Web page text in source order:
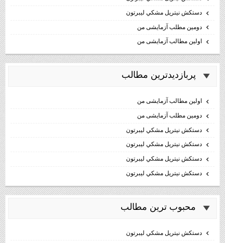
دستكش نيتريل مشكي ليبرتون
دومین مطلب آزمایشی من
اولین مطالب آزمایشی من
پربازديدترين مطالب
اولین مطالب آزمایشی من
دومین مطلب آزمایشی من
دستكش نيتريل مشكي ليبرتون
دستكش نيتريل مشكي ليبرتون
دستكش نيتريل مشكي ليبرتون
دستكش نيتريل مشكي ليبرتون
محبوب ترين مطالب
دستكش نيتريل مشكي ليبرتون